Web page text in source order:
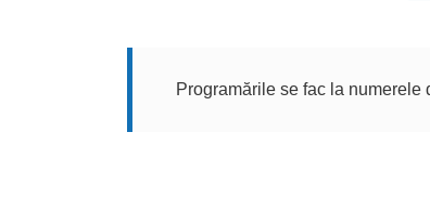
Programările se fac la numerele